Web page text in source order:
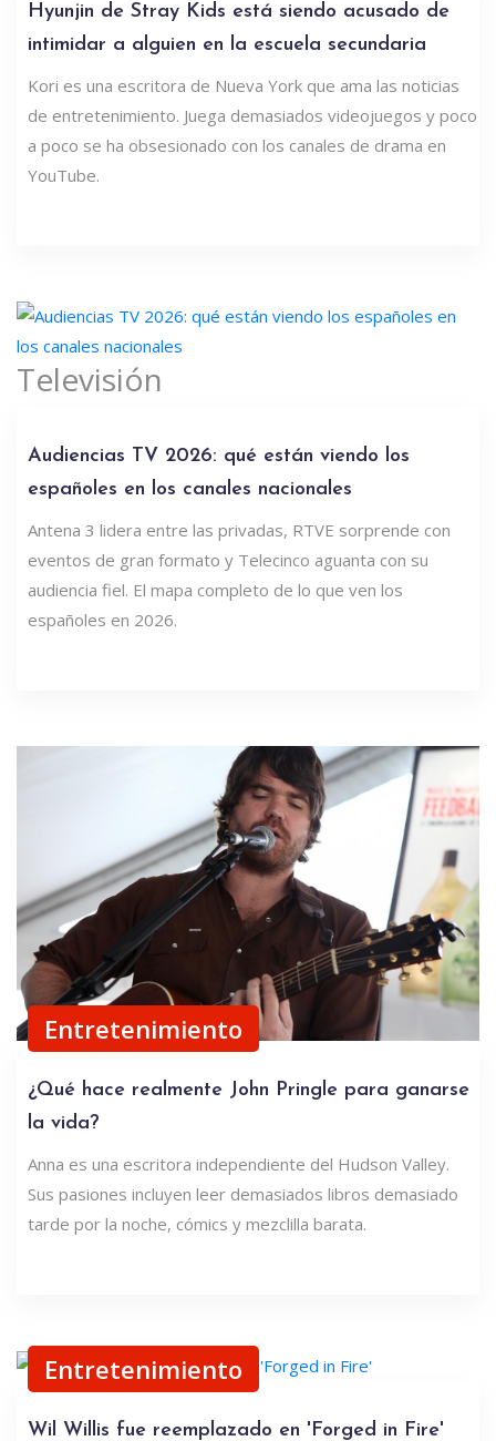
Hyunjin de Stray Kids está siendo acusado de
intimidar a alguien en la escuela secundaria
Kori es una escritora de Nueva York que ama las noticias
de entretenimiento. Juega demasiados videojuegos y poco
a poco se ha obsesionado con los canales de drama en
YouTube.
Televisión
Audiencias TV 2026: qué están viendo los
españoles en los canales nacionales
Antena 3 lidera entre las privadas, RTVE sorprende con
eventos de gran formato y Telecinco aguanta con su
audiencia fiel. El mapa completo de lo que ven los
españoles en 2026.
Entretenimiento
¿Qué hace realmente John Pringle para ganarse
la vida?
Anna es una escritora independiente del Hudson Valley.
Sus pasiones incluyen leer demasiados libros demasiado
tarde por la noche, cómics y mezclilla barata.
Entretenimiento
Wil Willis fue reemplazado en 'Forged in Fire'